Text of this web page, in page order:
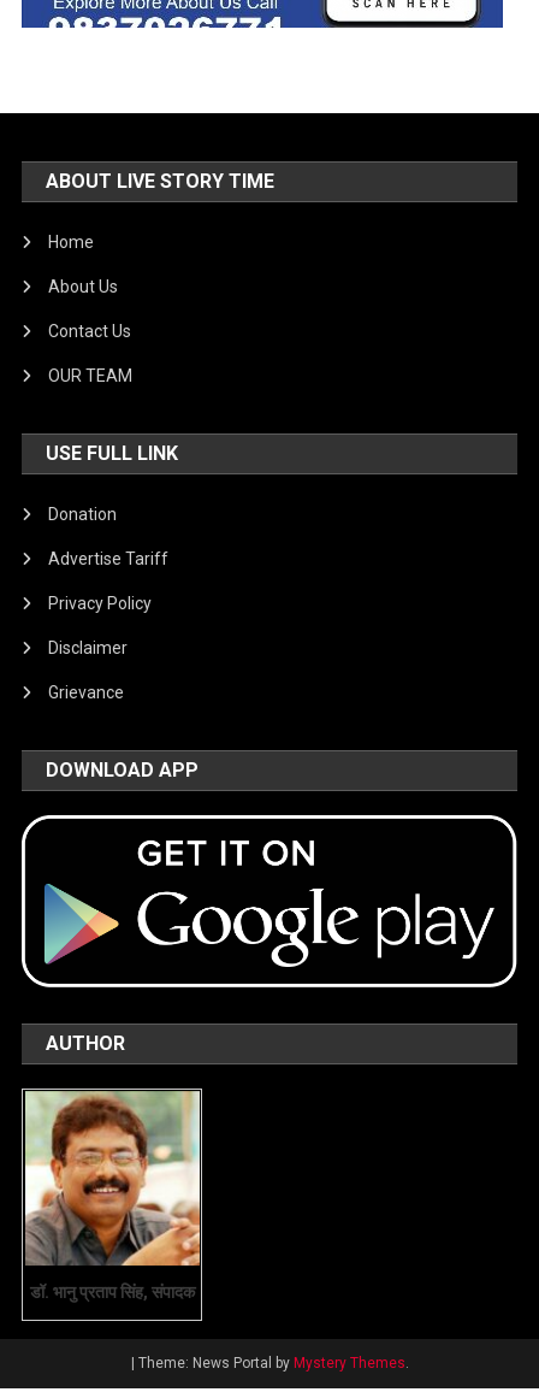
ABOUT LIVE STORY TIME
Home
About Us
Contact Us
OUR TEAM
USE FULL LINK
Donation
Advertise Tariff
Privacy Policy
Disclaimer
Grievance
DOWNLOAD APP
AUTHOR
डॉ. भानु प्रताप सिंह, संपादक
Theme: News Portal by Mystery Themes.